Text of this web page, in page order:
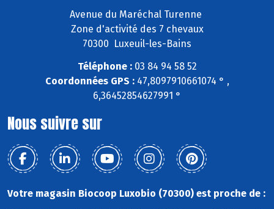
Avenue du Maréchal Turenne
Zone d'activité des 7 chevaux
70300 Luxeuil-les-Bains
Téléphone :03 84 94 58 52
Coordonnées GPS :47,8097910661074 ° ,
6,36452854627991 °
Nous suivre sur
Votre magasin Biocoop Luxobio (70300) est proche de :